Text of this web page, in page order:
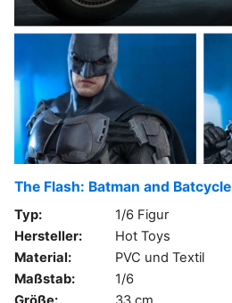
The Flash: Batman and Batcycle
Typ:
1/6 Figur
Hersteller:
Hot Toys
Material:
PVC und Textil
Maßstab:
1/6